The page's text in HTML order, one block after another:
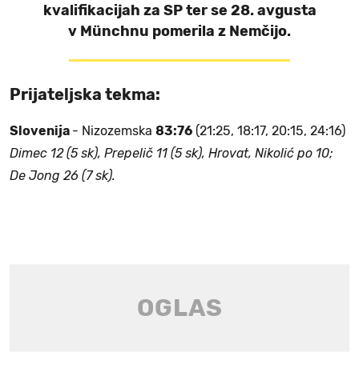
kvalifikacijah za SP ter se 28. avgusta
v Münchnu pomerila z Nemčijo.
Prijateljska tekma:
Slovenija - Nizozemska 83:76 (21:25, 18:17, 20:15, 24:16)
Dimec 12 (5 sk), Prepelič 11 (5 sk), Hrovat, Nikolić po 10;
De Jong 26 (7 sk).